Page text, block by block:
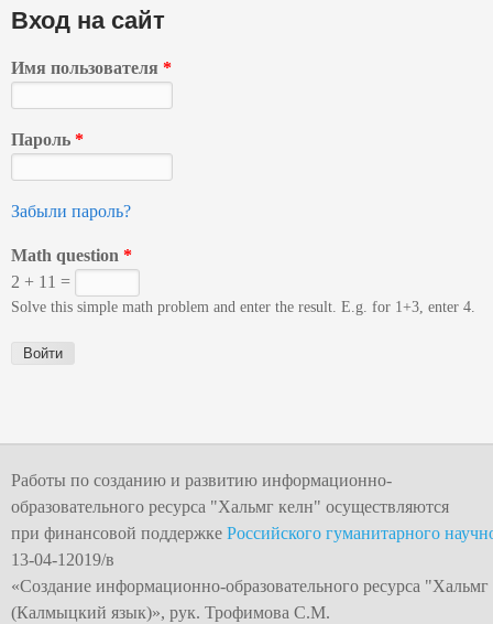
Вход на сайт
Имя пользователя *
Пароль *
Забыли пароль?
Math question *
2 + 11 =
Solve this simple math problem and enter the result. E.g. for 1+3, enter 4.
Работы по созданию и развитию информационно-
образовательного ресурса "Хальмг келн" осуществляются
при финансовой поддержке Российского гуманитарного
13-04-12019/в
«Создание информационно-образовательного ресурса
(Калмыцкий язык)», рук. Трофимова С.М.